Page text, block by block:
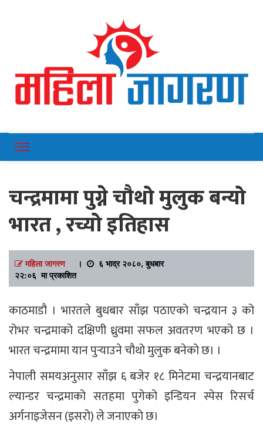
Mahilajagaran
चन्द्रमामा पुग्ने चौथो मुलुक बन्यो
भारत , रच्यो इतिहास
महिला जागरण।
६ भाद्र २०८०, बुधबार
२२:०६ मा प्रकाशित
काठमाडौ । भारतले बुधबार साँझ पठाएको चन्द्रयान ३ को
रोभर चन्द्रमाको दक्षिणी ध्रुवमा सफल अवतरण भएको छ ।
भारत चन्द्रमामा यान पुर्‍याउने चौथो मुलुक बनेको छ। ।
नेपाली समयअनुसार साँझ ६ बजेर १८ मिनेटमा चन्द्रयानबाट
ल्यान्डर चन्द्रमाको सतहमा पुगेको इन्डियन स्पेस रिसर्च
अर्गनाइजेसन (इसरो) ले जनाएको छ।